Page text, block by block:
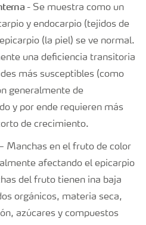
- Se muestra como un
y endocarpio (tejidos de
(la piel) se ve normal.
una deficiencia transitoria
más susceptibles (como
generalmente de
y por ende requieren más
de crecimiento.
Manchas en el fruto de color
afectando el epicarpio
del fruto tienen ina baja
orgánicos, materia seca,
azúcares y compuestos